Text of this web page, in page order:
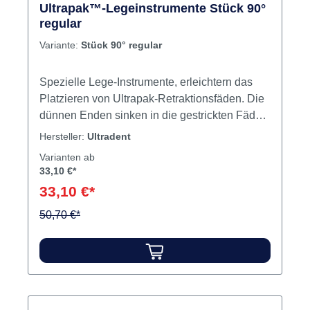
Ultrapak™-Legeinstrumente Stück 90°
regular
Variante: Stück 90° regular
Spezielle Lege-Instrumente, erleichtern das
Platzieren von Ultrapak-Retraktionsfäden. Die
dünnen Enden sinken in die gestrickten Fäden
ein, so wird der Faden sicher in den Sulcus
Attachments vermieden. Gezahnte Instrumente
horizontal-gleitendes Einbringen. Inhalt
Legeinstrument
Hersteller: Ultradent
Varianten ab
33,10 €*
33,10 €*
50,70 €*